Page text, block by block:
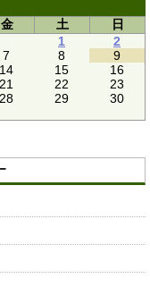
金 土
日
1
2
7 8
9
14 15
16
21 22
23
28 29
30